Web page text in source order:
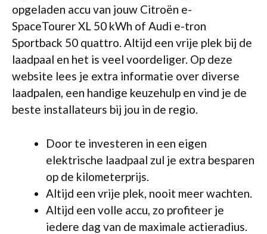
opgeladen accu van jouw Citroën e-
SpaceTourer XL 50 kWh of Audi e-tron
Sportback 50 quattro. Altijd een vrije plek bij de
laadpaal en het is veel voordeliger. Op deze
website lees je extra informatie over diverse
laadpalen, een handige keuzehulp en vind je de
beste installateurs bij jou in de regio.
Door te investeren in een eigen
elektrische laadpaal zul je extra besparen
op de kilometerprijs.
Altijd een vrije plek, nooit meer wachten.
Altijd een volle accu, zo profiteer je
iedere dag van de maximale actieradius.